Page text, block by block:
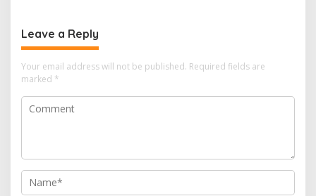
Leave a Reply
Your email address will not be published. Required fields are
marked *